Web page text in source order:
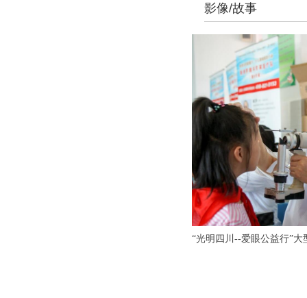
影像/故事
“光明四川--爱眼公益行”大